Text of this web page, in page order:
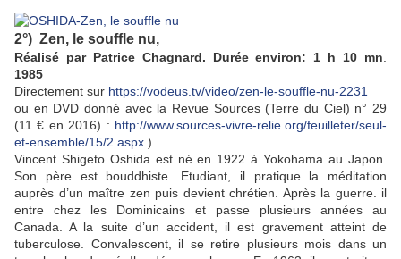
2°) Zen, le souffle nu,
Réalisé par Patrice Chagnard. Durée environ: 1 h 10 mn
1985
Directement sur https://vodeus.tv/video/zen-le-souffle-nu-2231
ou en DVD donné avec la Revue Sources (Terre du Ciel) n° 29
(11 € en 2016) : http://www.sources-vivre-relie.org/feuilleter/seul-
et-ensemble/15/2.aspx )
Vincent Shigeto Oshida est né en 1922 à Yokohama au Japon.
Son père est bouddhiste. Etudiant, il pratique la méditation
auprès d’un maître zen puis devient chrétien. Après la guerre. il
entre chez les Dominicains et passe plusieurs années au
Canada. A la suite d’un accident, il est gravement atteint de
tuberculose. Convalescent, il se retire plusieurs mois dans un